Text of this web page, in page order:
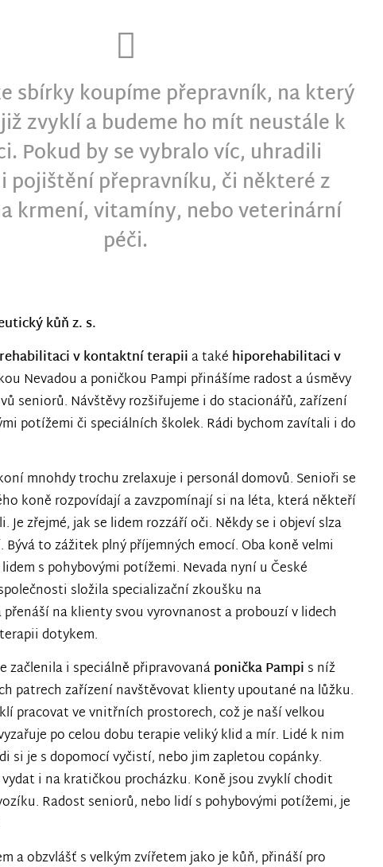
sbírky koupíme přepravník, na který
zvyklí a budeme ho mít neustále k
Pokud by se vybralo víc, uhradili
pojištění přepravníku, či některé z
krmení, vitamíny, nebo veterinární
péči.
kůň z. s.
v kontaktní terapiia také hiporehabilitaci v
Nevadou a poničkou Pampi přinášíme radost a úsměvy
seniorů. Návštěvy rozšiřujeme i do stacionářů, zařízení
potížemi či speciálních školek. Rádi bychom zavítali i do
mnohdy trochu zrelaxuje i personál domovů. Senioři se
koně rozpovídají a zavzpomínají si na léta, která někteří
Je zřejmé, jak se lidem rozzáří oči. Někdy se i objeví slza
to zážitek plný příjemných emocí. Oba koně velmi
s pohybovými potížemi. Nevada nyní u České
složila specializační zkoušku na
na klienty svou vyrovnanost a probouzí v lidech
dotykem.
začlenila i speciálně připravovanáponička Pampi s níž
patrech zařízení navštěvovat klienty upoutané na lůžku.
pracovat ve vnitřních prostorech, což je naší velkou
po celou dobu terapie veliký klid a mír. Lidé k nim
si je s dopomocí vyčistí, nebo jim zapletou copánky.
i na kratičkou procházku. Koně jsou zvyklí chodit
Radost seniorů, nebo lidí s pohybovými potížemi, je
a obzvlášť s velkým zvířetem jako je kůň, přináší pro